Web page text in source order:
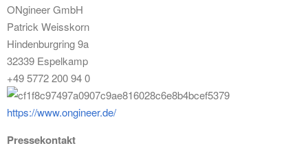
ONgineer GmbH
Patrick Weisskorn
Hindenburgring 9a
32339 Espelkamp
+49 5772 200 94 0
https://www.ongineer.de/
Pressekontakt